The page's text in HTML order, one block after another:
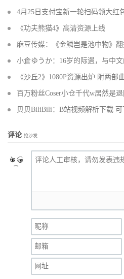
4月25日支付宝新一轮扫码领大红
《功夫熊猫4》高清资源上线
麻豆传媒：《金鳞岂是池中物》
小倉ゆうか：16岁的际遇，与中
《沙丘2》1080P资源出炉 附两部
百万粉丝Coser小仓千代w居然是
贝贝BiliBili：B站视频解析下载
评论 抢沙发